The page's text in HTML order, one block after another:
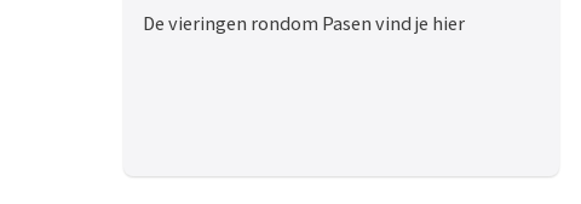
De vieringen rondom Pasen vind je hier